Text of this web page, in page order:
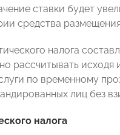
ставки будет
средства
налога
рассчитывать
по временному
лиц без
налога